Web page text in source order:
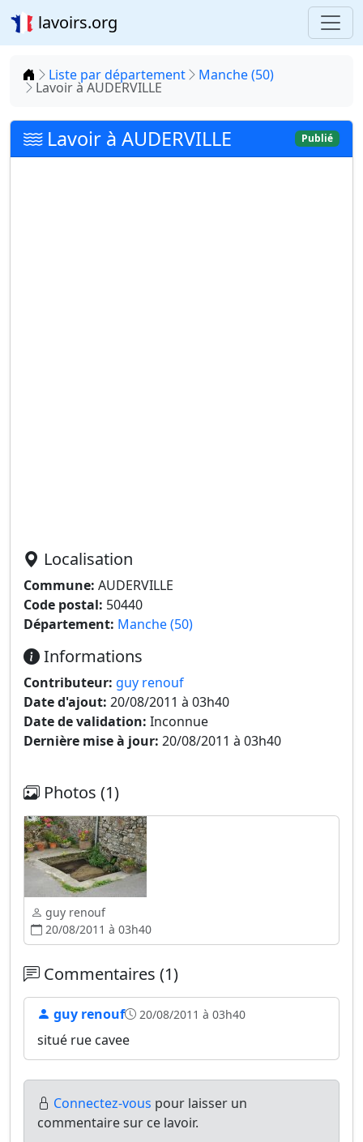
lavoirs.org
Accueil
Liste par département Manche (50)
Lavoir à AUDERVILLE
Lavoir à AUDERVILLE Publié
Localisation
Commune: AUDERVILLE
Code postal: 50440
Département: Manche (50)
Informations
Contributeur: guy renouf
Date d'ajout: 20/08/2011 à 03h40
Date de validation: Inconnue
Dernière mise à jour: 20/08/2011 à 03h40
Photos (1)
guy renouf
20/08/2011 à 03h40
Commentaires (1)
guy renouf 20/08/2011 à 03h40
situé rue cavee
Connectez-vous pour laisser un
commentaire sur ce lavoir.